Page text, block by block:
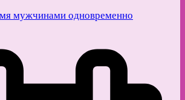
мужчинами одновременно